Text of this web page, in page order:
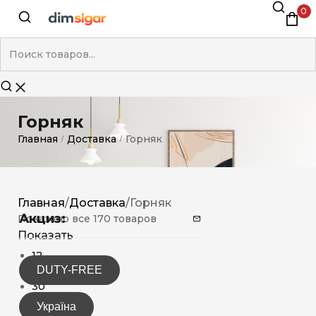
0
Горняк
Главная / Доставка / Горняк
Акциз:
DUTY-FREE
Україна
Главная/Доставка/Горняк
Показано все 170 товаров
Показать
12
15
30